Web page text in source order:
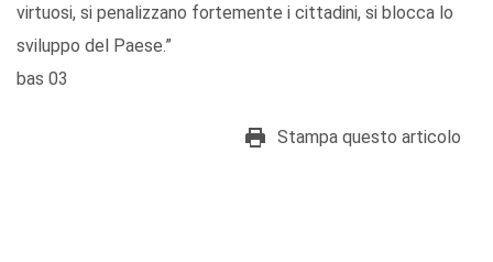
virtuosi, si penalizzano fortemente i cittadini, si blocca lo
sviluppo del Paese.”
bas 03
Stampa questo articolo